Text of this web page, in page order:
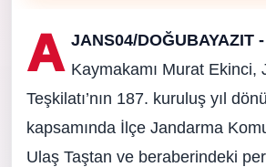
A JANS04/DOĞUBAYAZIT -
Kaymakamı Murat Ekinci,
Teşkilatı’nın 187. kuruluş yıl
kapsamında İlçe Jandarma
Ulaş Taştan ve beraberindeki